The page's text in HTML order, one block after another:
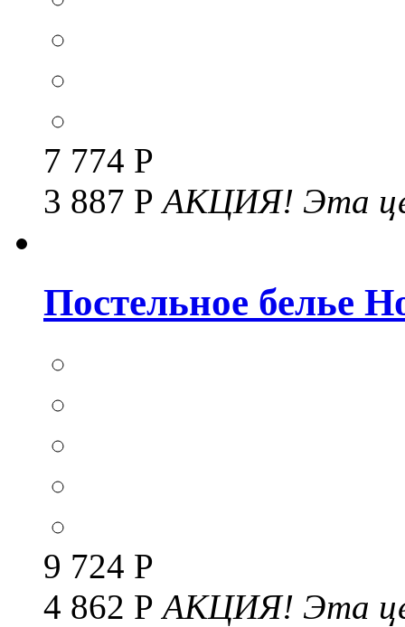
7 774 Р
3 887 РАКЦИЯ! Эта
Постельное белье
9 724 Р
4 862 РАКЦИЯ! Эта